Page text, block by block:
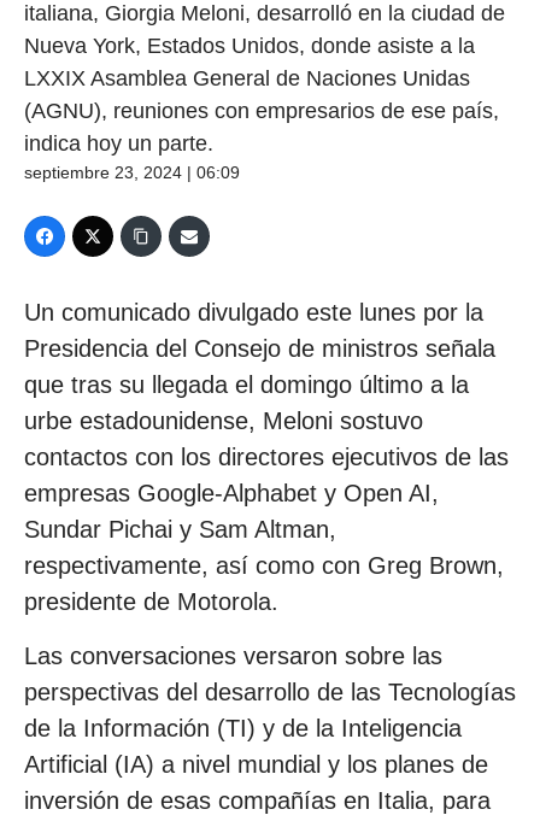
italiana, Giorgia Meloni, desarrolló en la ciudad de
Nueva York, Estados Unidos, donde asiste a la
LXXIX Asamblea General de Naciones Unidas
(AGNU), reuniones con empresarios de ese país,
indica hoy un parte.
septiembre 23, 2024 | 06:09
Un comunicado divulgado este lunes por la
Presidencia del Consejo de ministros señala
que tras su llegada el domingo último a la
urbe estadounidense, Meloni sostuvo
contactos con los directores ejecutivos de las
empresas Google-Alphabet y Open AI,
Sundar Pichai y Sam Altman,
respectivamente, así como con Greg Brown,
presidente de Motorola.
Las conversaciones versaron sobre las
perspectivas del desarrollo de las Tecnologías
de la Información (TI) y de la Inteligencia
Artificial (IA) a nivel mundial y los planes de
inversión de esas compañías en Italia, para